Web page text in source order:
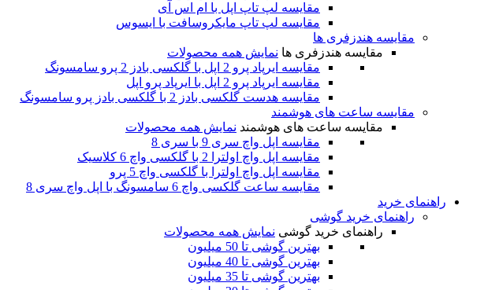
مقایسه لپ تاپ اپل با ام اس آی
مقایسه لپ تاپ مایکروسافت با ایسوس
مقایسه هندزفری ها
مقایسه هندزفری ها نمایش همه محصولات
مقایسه ایرپاد پرو 2 اپل با گلکسی بادز 2 پرو سامسونگ
مقایسه ایرپاد پرو 2 اپل با ایرپاد پرو اپل
مقایسه هدست گلکسی بادز 2 با گلکسی بادز پرو سامسونگ
مقایسه ساعت های هوشمند
مقایسه ساعت های هوشمند نمایش همه محصولات
مقایسه اپل واچ سری 9 با سری 8
مقایسه اپل واچ اولترا 2 با گلکسی واچ 6 کلاسیک
مقایسه اپل واچ اولترا با گلکسی واچ 5 پرو
مقایسه ساعت گلکسی واچ 6 سامسونگ با اپل واچ سری 8
راهنمای خرید
راهنمای خرید گوشی
راهنمای خرید گوشی نمایش همه محصولات
بهترین گوشی تا 50 میلیون
بهترین گوشی تا 40 میلیون
بهترین گوشی تا 35 میلیون